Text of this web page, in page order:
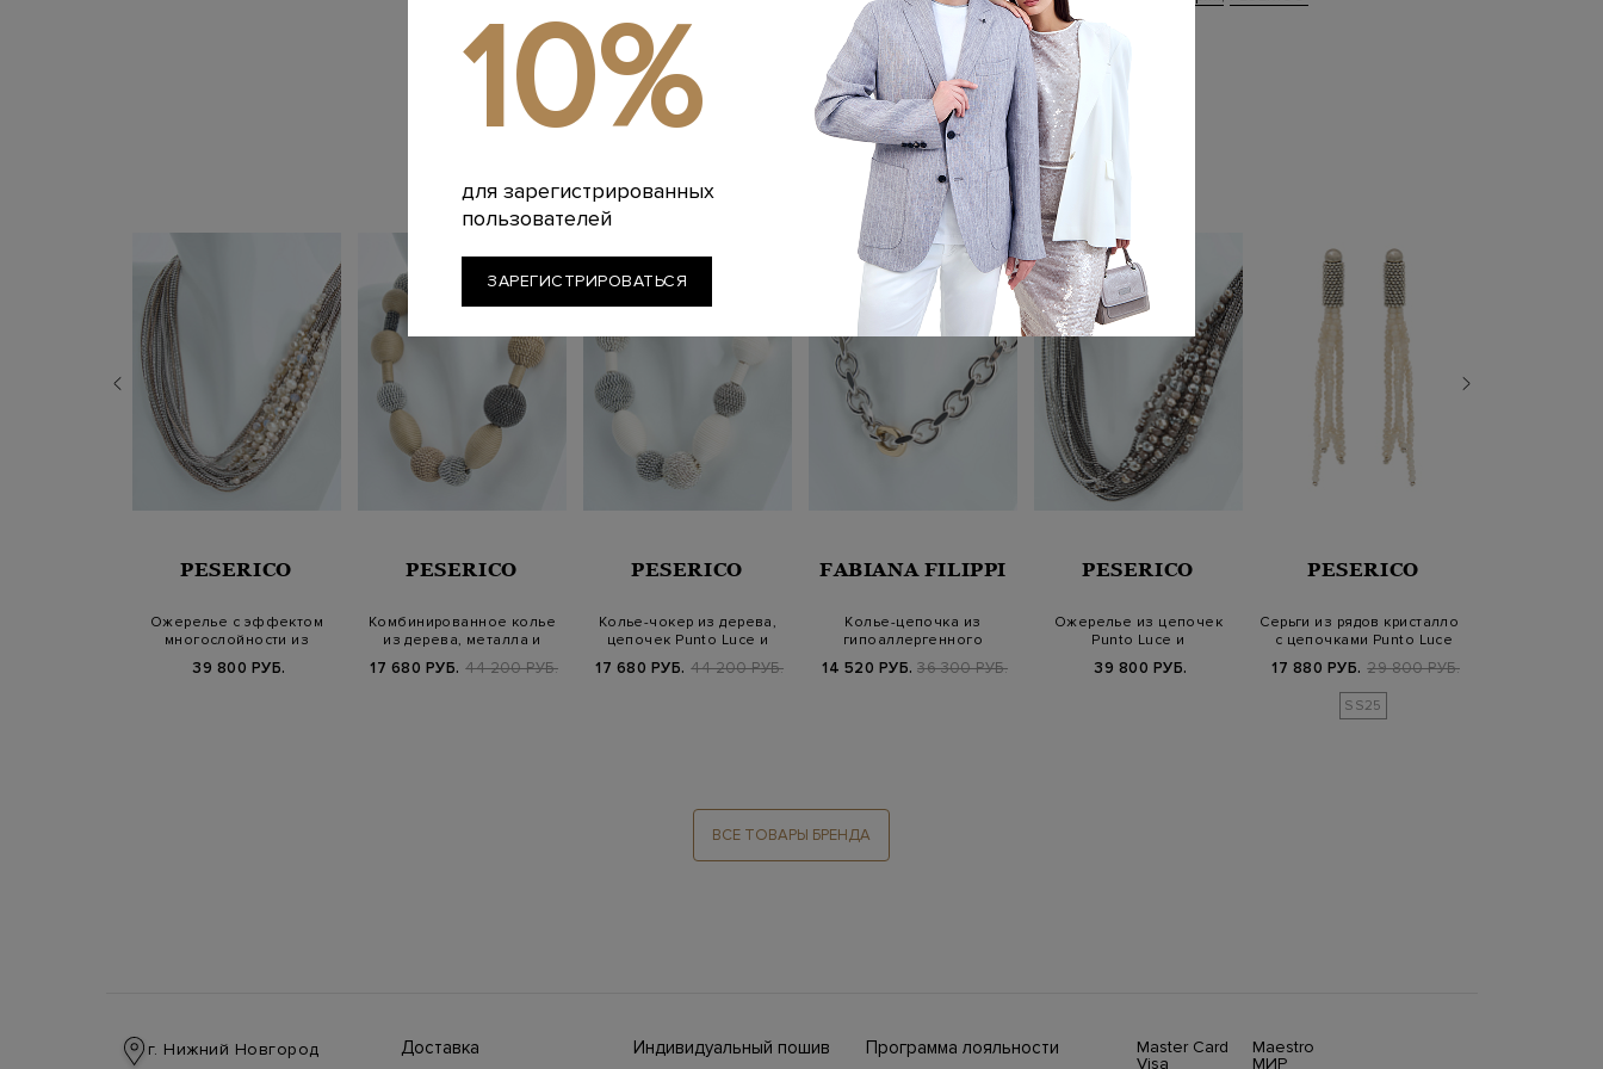
Стиль: Ожерелье
Артикул: s35443c0 970
Похожие товары
PESERICO
Ожерелье с эффектом
многослойности из
цепочек и криста…
39 800 РУБ.
PESERICO
Комбинированное колье
из дерева, металла и
хлопковой п…
17 680 РУБ. 44 200 РУБ.
PESERICO
Колье-чокер из дерева,
цепочек Punto Luce и
хлопковой…
17 680 РУБ. 44 200 РУБ.
FABIANA FILIPPI
Колье-цепочка из
гипоаллергенного
латунного сплава
14 520 РУБ. 36 300 РУБ.
PESERICO
Ожерелье из цепочек
Punto Luce и
полудрагоценных крист…
39 800 РУБ.
PESERICO
Серьги из рядов кристаллов
с цепочками Punto Luce
17 880 РУБ. 29 800 РУБ.
SS25
ВСЕ ТОВАРЫ БРЕНДА
г. Нижний Новгород
Доставка Индивидуальный пошив
Ежегодно в бутики
Программа лояльности
Master Card
Visa
Maestro
МИР
10%
для зарегистрированных
пользователей
ЗАРЕГИСТРИРОВАТЬСЯ